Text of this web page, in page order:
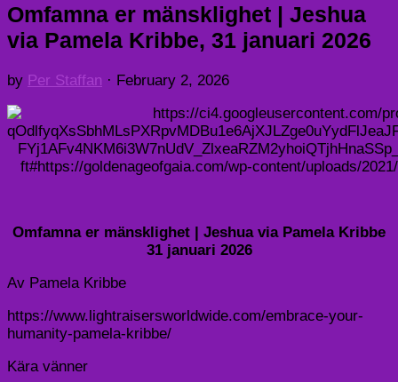
Omfamna er mänsklighet | Jeshua
via Pamela Kribbe, 31 januari 2026
by Per Staffan · February 2, 2026
Omfamna er mänsklighet | Jeshua via Pamela Kribbe
31 januari 2026
Av Pamela Kribbe
https://www.lightraisersworldwide.com/embrace-your-
humanity-pamela-kribbe/
Kära vänner